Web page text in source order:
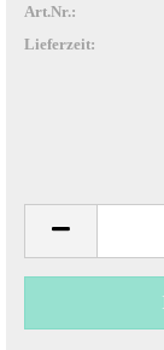
Art.Nr.:
Lieferzeit: